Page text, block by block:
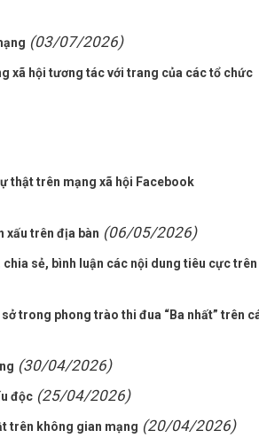
(03/07/2026)
xã hội tương tác với trang của các tổ chức
thật trên mạng xã hội Facebook
xấu trên địa bàn (06/05/2026)
sẻ, bình luận các nội dung tiêu cực trên
trong phong trào thi đua “Ba nhất” trên
(30/04/2026)
độc (25/04/2026)
trên không gian mạng (20/04/2026)